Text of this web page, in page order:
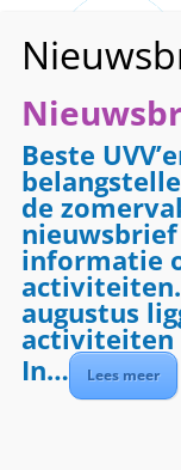
« Alle
oktober 7 @
Beste
de
informatie
augustus
activiteiten
In…
Lees meer